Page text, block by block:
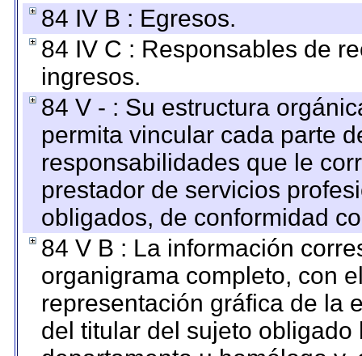
84 IV B : Egresos.
84 IV C : Responsables de
ingresos.
84 V - : Su estructura
permita vincular cada parte
responsabilidades que le
prestador de servicios
obligados, de conformidad
84 V B : La información
organigrama completo, con
representación gráfica de la
del titular del sujeto